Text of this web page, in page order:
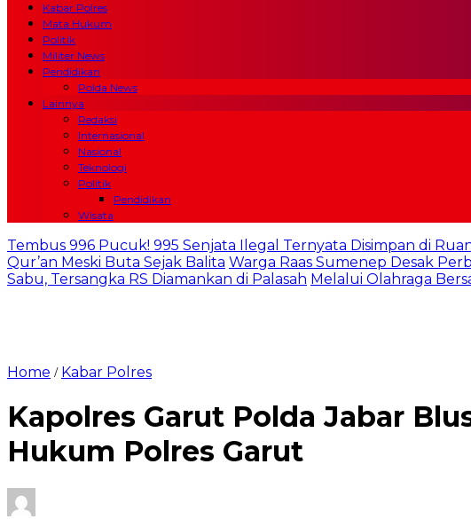
Kabar Polres
Mata Hukum
Politik
Militer News
Pendidikan
Polda News
Lainnya
Redaksi
Internasional
Nasional
Teknologi
Politik
Pendidikan
Wisata
Tembus 996 Pucuk! 995 Senjata Ilegal Ternyata Disimpan di
Qur’an Meski Buta Sejak Balita Warga Raas Sumenep Desak
Sabu, Tersangka RS Diamankan di Palasah Melalui Olahraga
Home / Kabar Polres
Kapolres Garut Polda Jabar
Hukum Polres Garut